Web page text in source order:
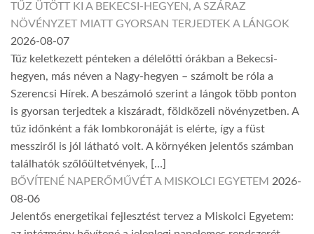
TŰZ ÜTÖTT KI A BEKECSI-HEGYEN, A SZÁRAZ
NÖVÉNYZET MIATT GYORSAN TERJEDTEK A LÁNGOK
2026-08-07
Tűz keletkezett pénteken a délelőtti órákban a Bekecsi-
hegyen, más néven a Nagy-hegyen – számolt be róla a
Szerencsi Hírek. A beszámoló szerint a lángok több ponton
is gyorsan terjedtek a kiszáradt, földközeli növényzetben. A
tűz időnként a fák lombkoronáját is elérte, így a füst
messziről is jól látható volt. A környéken jelentős számban
találhatók szőlőültetvények, […]
BŐVÍTENÉ NAPERŐMŰVÉT A MISKOLCI EGYETEM 2026-
08-06
Jelentős energetikai fejlesztést tervez a Miskolci Egyetem: